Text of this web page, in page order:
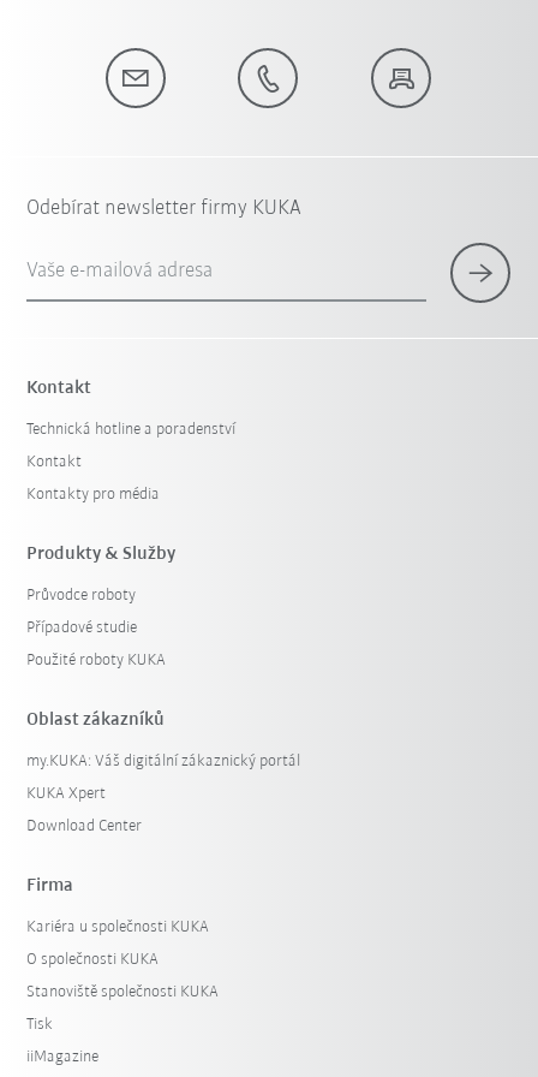
Odebírat newsletter firmy KUKA
Vaše e-mailová adresa
Kontakt
Technická hotline a poradenství
Kontakt
Kontakty pro média
Produkty & Služby
Průvodce roboty
Případové studie
Použité roboty KUKA
Oblast zákazníků
my.KUKA: Váš digitální zákaznický portál
KUKA Xpert
Download Center
Firma
Kariéra u společnosti KUKA
O společnosti KUKA
Stanoviště společnosti KUKA
Tisk
iiMagazine